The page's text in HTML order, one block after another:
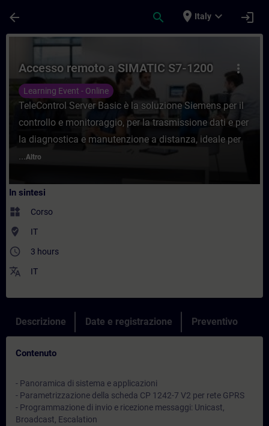
arrow_back search place Italy expand_more login
Corso - Accesso remoto a SIMATIC S7-
more_vert
Accesso remoto a SIMATIC S7-1200
Learning Event - Online
TeleControl Server Basic è la soluzione Siemens per il
controllo e monitoraggio, per la trasmissione dati e per
la diagnostica e manutenzione a distanza, ideale per
...Altro
In sintesi
widgets Corso
where_to_vote IT
access_time 3 hours
translate IT
Descrizione Date e registrazione Preventivo
Contenuto
- Panoramica di sistema e applicazioni
- Parametrizzazione della scheda CP 1242-7 V2 per rete GPRS
- Programmazione di invio e ricezione messaggi: Unicast,
Broadcast, Escalation